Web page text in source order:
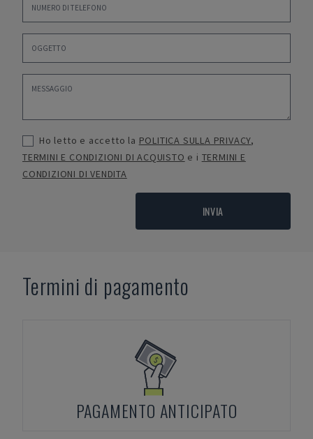
Ho letto e accetto la POLITICA SULLA PRIVACY,
TERMINI E CONDIZIONI DI ACQUISTO e i TERMINI E
CONDIZIONI DI VENDITA
INVIA
Termini di pagamento
PAGAMENTO ANTICIPATO